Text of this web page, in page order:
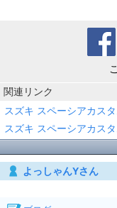
関連リンク
スズキ スペーシアカス
スズキ スペーシアカス
よっしゃんYさん